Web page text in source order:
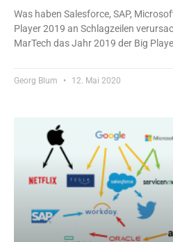
Was haben Salesforce, SAP,
Player 2019 an Schlagzeilen
MarTech das Jahr 2019 der Big
Georg Blum 12. Mai 2020